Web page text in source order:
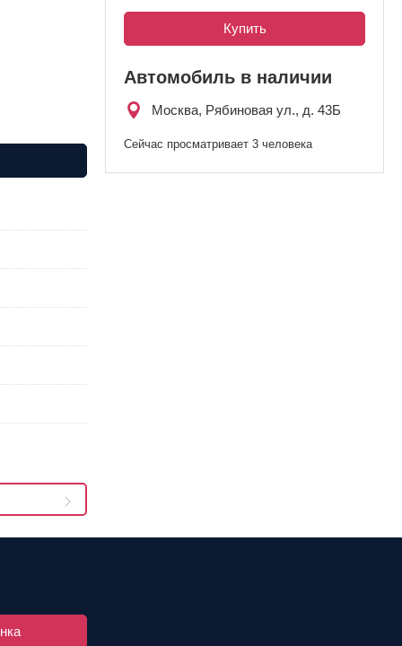
Автомобиль в наличии
Москва, Рябиновая ул., д. 43Б
Сейчас просматривает 3 человека